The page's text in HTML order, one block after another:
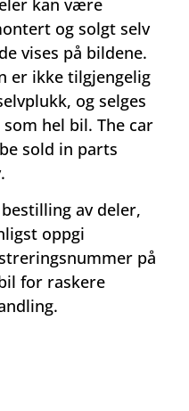
kan være
og solgt selv
vises på bildene.
er ikke tilgjengelig
og selges
som hel bil. The car
sold in parts
av deler,
oppgi
på
for raskere